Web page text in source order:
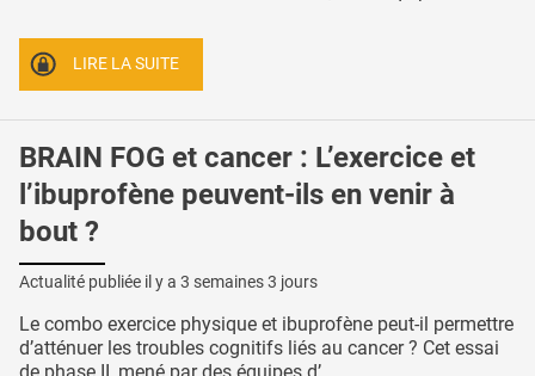
LIRE LA SUITE
BRAIN FOG et cancer : L’exercice et
l’ibuprofène peuvent-ils en venir à
bout ?
Actualité publiée il y a 3 semaines 3 jours
Le combo exercice physique et ibuprofène peut-il permettre
d’atténuer les troubles cognitifs liés au cancer ? Cet essai